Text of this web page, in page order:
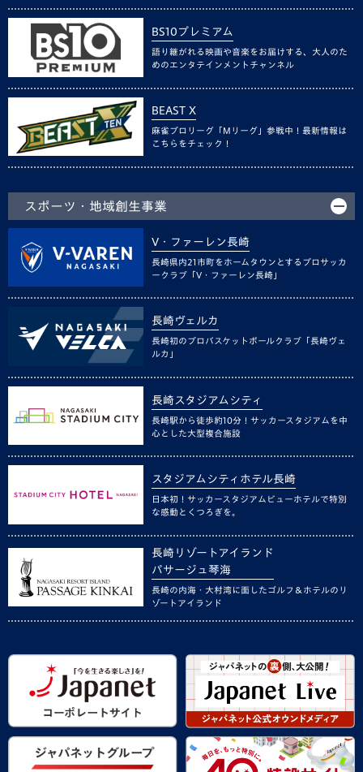
BS10プレミアム
語り継がれる映画や音楽をお届けする、大人のた
めのエンタテインメントチャンネル
BEAST X
麻雀プロリーグ「Mリーグ」参戦中！最新情報は
こちらをチェック！
スポーツ・地域創生事業
V・ファーレン長崎
長崎県内21市町をホームタウンとするプロサッカ
ークラブ「V・ファーレン長崎」
長崎ヴェルカ
長崎初のプロバスケットボールクラブ「長崎ヴェ
ルカ」
長崎スタジアムシティ
長崎駅から徒歩約10分！サッカースタジアムを中
心とした大型複合施設
スタジアムシティホテル長崎
日本初！サッカースタジアムビューホテルで特別
な感動とくつろぎを。
長崎リゾートアイランド
パサージュ琴海
長崎の内海・大村湾に面したゴルフ＆ホテルのリ
ゾートアイランド